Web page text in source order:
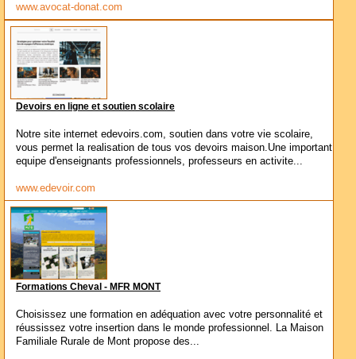
www.avocat-donat.com
Devoirs en ligne et soutien scolaire
Notre site internet edevoirs.com, soutien dans votre vie scolaire,
vous permet la realisation de tous vos devoirs maison.Une important
equipe d'enseignants professionnels, professeurs en activite...
www.edevoir.com
Formations Cheval - MFR MONT
Choisissez une formation en adéquation avec votre personnalité et
réussissez votre insertion dans le monde professionnel. La Maison
Familiale Rurale de Mont propose des...